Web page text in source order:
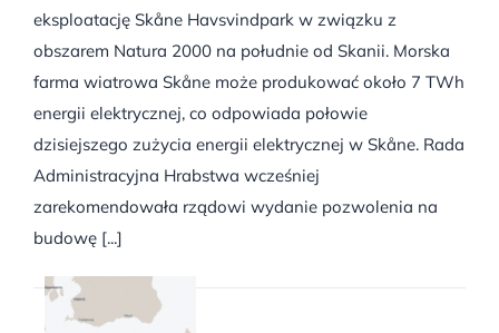
eksploatację Skåne Havsvindpark w związku z
obszarem Natura 2000 na południe od Skanii. Morska
farma wiatrowa Skåne może produkować około 7 TWh
energii elektrycznej, co odpowiada połowie
dzisiejszego zużycia energii elektrycznej w Skåne. Rada
Administracyjna Hrabstwa wcześniej
zarekomendowała rządowi wydanie pozwolenia na
budowę [...]